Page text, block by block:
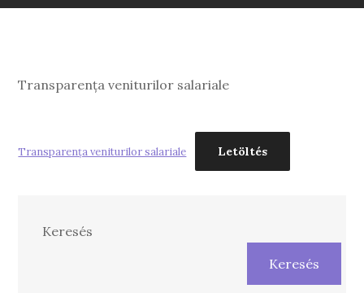
Transparența veniturilor salariale
Transparența veniturilor salariale Letöltés
Keresés
Keresés